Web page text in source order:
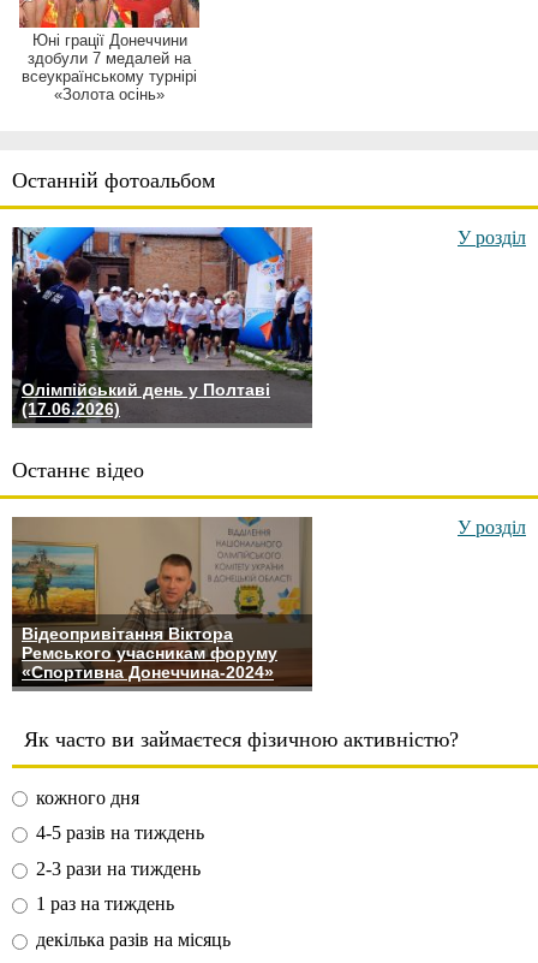
Останній фотоальбом
Олімпійський день у Полтаві
(17.06.2026)
У розділ
Останнє відео
Відеопривітання Віктора
Ремського учасникам форуму
«Спортивна Донеччина-2024»
У розділ
Як часто ви займаєтеся фізичною активністю?
кожного дня
4-5 разів на тиждень
2-3 рази на тиждень
1 раз на тиждень
декілька разів на місяць
Юні грації Донеччини
здобули 7 медалей на
всеукраїнському турнірі
«Золота осінь»